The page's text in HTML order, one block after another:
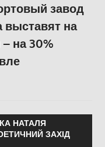
завод
выставят на
– на 30%
НАТАЛЯ
ЗАХІД